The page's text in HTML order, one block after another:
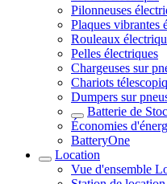
Pilonneuses
Plaques vibrantes
Rouleaux
Pelles électriques
Chargeuses sur
Chariots
Dumpers sur
Batterie de
Économies
BatteryOne
Location
Vue d'ensemble